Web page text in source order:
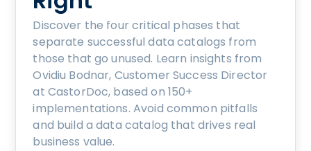
Discover the four critical phases that
separate successful data catalogs from
those that go unused. Learn insights from
Ovidiu Bodnar, Customer Success Director
at CastorDoc, based on 150+
implementations. Avoid common pitfalls
and build a data catalog that drives real
business value.